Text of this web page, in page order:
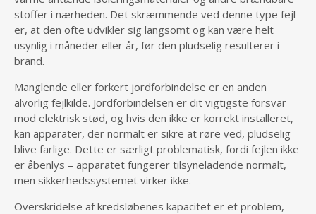
stoffer i nærheden. Det skræmmende ved denne type fejl
er, at den ofte udvikler sig langsomt og kan være helt
usynlig i måneder eller år, før den pludselig resulterer i
brand.
Manglende eller forkert jordforbindelse er en anden
alvorlig fejlkilde. Jordforbindelsen er dit vigtigste forsvar
mod elektrisk stød, og hvis den ikke er korrekt installeret,
kan apparater, der normalt er sikre at røre ved, pludselig
blive farlige. Dette er særligt problematisk, fordi fejlen ikke
er åbenlys – apparatet fungerer tilsyneladende normalt,
men sikkerhedssystemet virker ikke.
Overskridelse af kredsløbenes kapacitet er et problem,